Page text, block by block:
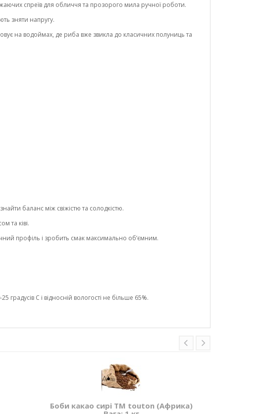
спреїв для обличчя та прозорого мила ручної роботи.
зняти напругу.
на водоймах, де риба вже звикла до класичних полуниць та
баланс між свіжістю та солодкістю.
та ківі.
профіль і зробить смак максимально об’ємним.
С і відносній вологості не більше 65%.
Боби какао сирі ТМ touton (Африка)